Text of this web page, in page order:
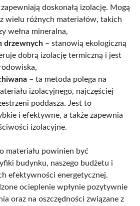
doskonałą izolację. Mogą
wielu różnych materiałów, takich
wełna mineralna,
drzewnych – stanowią ekologiczną
dobrą izolację termiczną i jest
– ta metoda polega na
izolacyjnego, najczęściej
poddasza. Jest to
i efektywne, a także zapewnia
izolacyjne.
materiału powinien być
budynku, naszego budżetu i
efektywności energetycznej.
ocieplenie wpłynie pozytywnie
oraz na oszczędności związane z